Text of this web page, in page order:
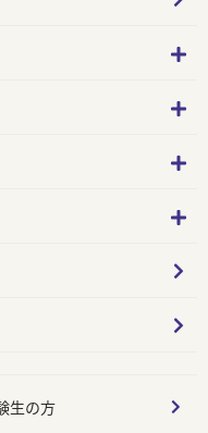
生の方